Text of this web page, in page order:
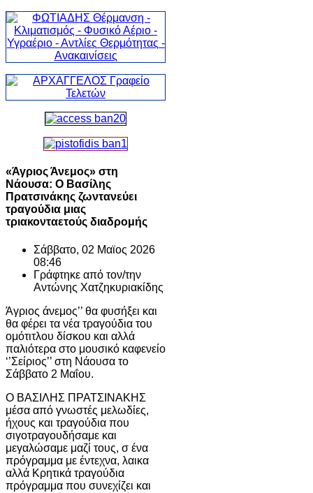
«Άγριος Άνεμος» στη
Νάουσα: Ο Βασίλης
Πρατσινάκης ζωντανεύει
τραγούδια μιας
τριακονταετούς διαδρομής
Σάββατο, 02 Μαϊος 2026
08:46
Γράφτηκε από τον/την
Αντώνης Χατζηκυριακίδης
Άγριος άνεμος’’ θα φυσήξει και
θα φέρει τα νέα τραγούδια του
ομότιτλου δίσκου και αλλά
παλιότερα στο μουσικό καφενείο
‘’Σείριος’’ στη Νάουσα το
Σάββατο 2 Μαΐου.
Ο ΒΑΣΙΛΗΣ ΠΡΑΤΣΙΝΑΚΗΣ
μέσα από γνωστές μελωδίες,
ήχους και τραγούδια που
σιγοτραγουδήσαμε και
μεγαλώσαμε μαζί τους, σ ένα
πρόγραμμα με έντεχνα, λαικα
αλλά Κρητικά τραγούδια
πρόγραμμα που συνεχίζει και